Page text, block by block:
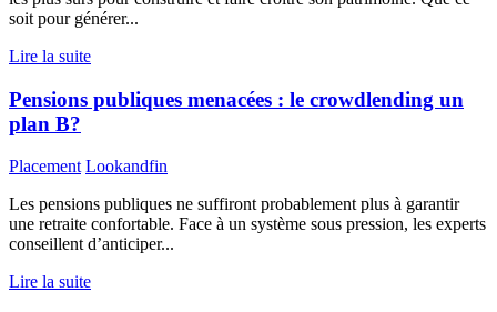
soit pour générer...
Lire la suite
Pensions publiques menacées : le crowdlending un
plan B?
Placement Lookandfin
Les pensions publiques ne suffiront probablement plus à garantir
une retraite confortable. Face à un système sous pression, les experts
conseillent d’anticiper...
Lire la suite